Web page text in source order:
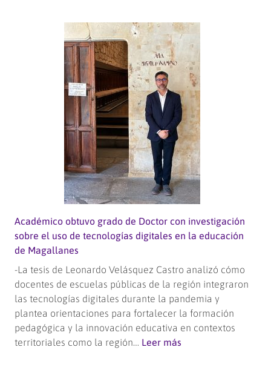
de
Ingeniería
Comercial
ponen
sus
conocimientos
al
servicio
de
emprendedoras
magallánicas
Académico obtuvo grado de Doctor con investigación
sobre el uso de tecnologías digitales en la educación
de Magallanes
-La tesis de Leonardo Velásquez Castro analizó cómo
docentes de escuelas públicas de la región integraron
las tecnologías digitales durante la pandemia y
plantea orientaciones para fortalecer la formación
pedagógica y la innovación educativa en contextos
territoriales como la región… Leer más